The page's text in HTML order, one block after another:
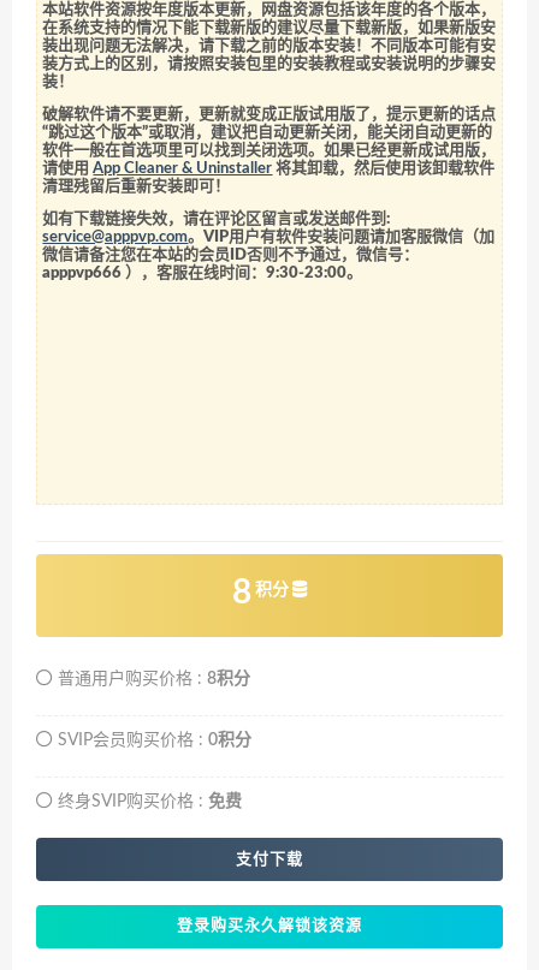
本站软件资源按年度版本更新，网盘资源包括该年度的各个版本，
在系统支持的情况下能下载新版的建议尽量下载新版，如果新版安
装出现问题无法解决，请下载之前的版本安装！不同版本可能有安
装方式上的区别，请按照安装包里的安装教程或安装说明的步骤安
装！
破解软件请不要更新，更新就变成正版试用版了，提示更新的话点
“跳过这个版本”或取消，建议把自动更新关闭，能关闭自动更新的
软件一般在首选项里可以找到关闭选项。如果已经更新成试用版，
请使用App Cleaner & Uninstaller 将其卸载，然后使用该卸载软件
清理残留后重新安装即可！
如有下载链接失效，请在评论区留言或发送邮件到:
service@apppvp.com。VIP用户有软件安装问题请加客服微信（加
微信请备注您在本站的会员ID否则不予通过，微信号：
apppvp666 ），客服在线时间：9:30-23:00。
8 积分
普通用户购买价格 : 8积分
SVIP会员购买价格 : 0积分
终身SVIP购买价格 : 免费
支付下载
登录购买永久解锁该资源